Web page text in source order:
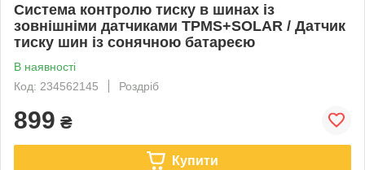
Система контролю тиску в шинах із
зовнішніми датчиками TPMS+SOLAR / Датчик
тиску шин із сонячною батареєю
В наявності
Код: 234562145
Роздріб
899 ₴
Купити